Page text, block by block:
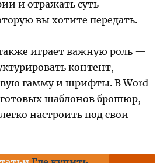
и отражать суть
вы хотите передать.
играет важную роль —
контент,
гамму и шрифты. В Word
шаблонов брошюр,
настроить под свои